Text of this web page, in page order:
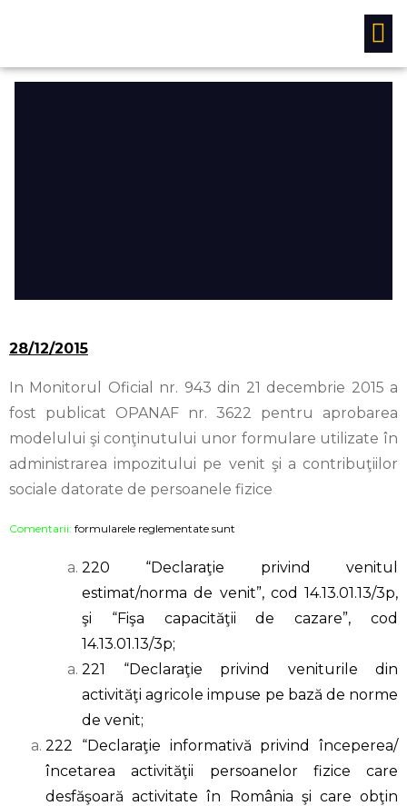
28/12/2015
In Monitorul Oficial nr. 943 din 21 decembrie 2015 a
fost publicat OPANAF nr. 3622 pentru aprobarea
modelului şi conţinutului unor formulare utilizate în
administrarea impozitului pe venit şi a contribuţiilor
sociale datorate de persoanele fizice
Comentarii: formularele reglementate sunt
220 “Declaraţie privind venitul
estimat/norma de venit”, cod 14.13.01.13/3p,
şi “Fişa capacităţii de cazare”, cod
14.13.01.13/3p;
221 “Declaraţie privind veniturile din
activităţi agricole impuse pe bază de norme
de venit;
222 “Declaraţie informativă privind începerea/
încetarea activităţii persoanelor fizice care
desfăşoară activitate în România şi care obţin